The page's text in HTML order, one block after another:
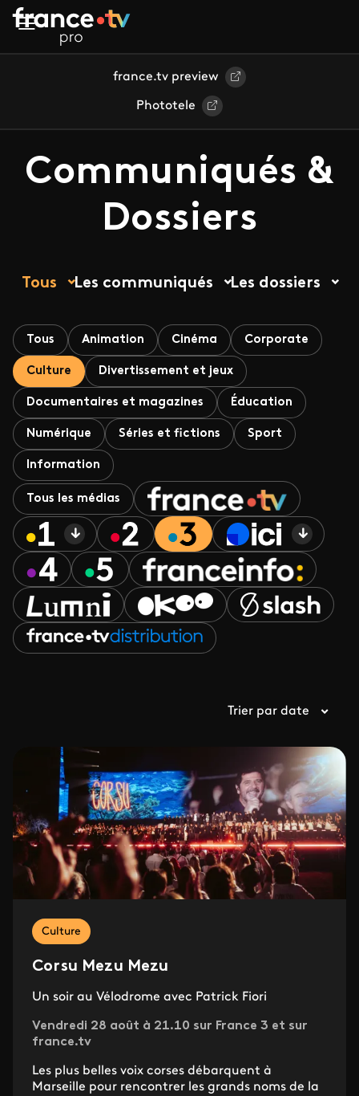
Aller au contenu principal
france.tv preview
Phototele
Communiqués &
Dossiers
Tous Les communiqués Les dossiers
Tous Animation Cinéma Corporate
Culture Divertissement et jeux
Documentaires et magazines Éducation
Numérique Séries et fictions Sport
Information
Tous les médias
Trier par date
Culture
Corsu Mezu Mezu
Un soir au Vélodrome avec Patrick Fiori
Vendredi 28 août à 21.10 sur France 3 et sur
france.tv
Les plus belles voix corses débarquent à
Marseille pour rencontrer les grands noms de la